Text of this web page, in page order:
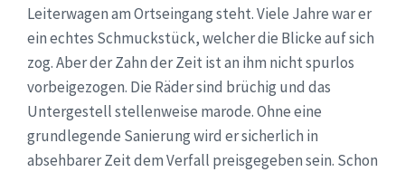
Leiterwagen am Ortseingang steht. Viele Jahre war er
ein echtes Schmuckstück, welcher die Blicke auf sich
zog. Aber der Zahn der Zeit ist an ihm nicht spurlos
vorbeigezogen. Die Räder sind brüchig und das
Untergestell stellenweise marode. Ohne eine
grundlegende Sanierung wird er sicherlich in
absehbarer Zeit dem Verfall preisgegeben sein. Schon